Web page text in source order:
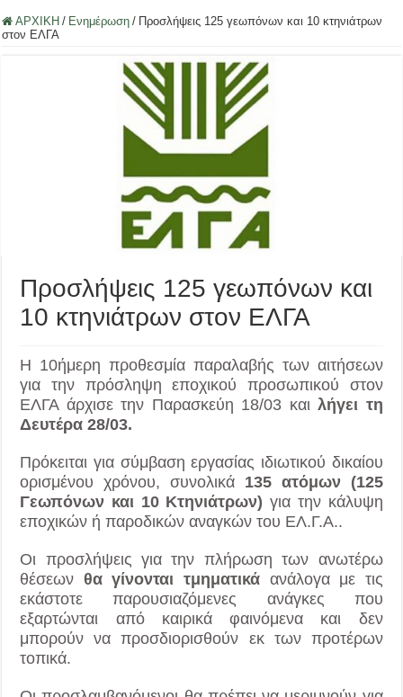
ΑΡΧΙΚΗ / Ενημέρωση / Προσλήψεις 125 γεωπόνων και 10 κτηνιάτρων
στον ΕΛΓΑ
Προσλήψεις 125 γεωπόνων και
10 κτηνιάτρων στον ΕΛΓΑ
Η 10ήμερη προθεσμία παραλαβής των αιτήσεων
για την πρόσληψη εποχικού προσωπικού στον
ΕΛΓΑ άρχισε την Παρασκεύη 18/03 καιλήγει τη
Δευτέρα 28/03.
Πρόκειται για σύμβαση εργασίας ιδιωτικού δικαίου
ορισμένου χρόνου, συνολικά 135 ατόμων (125
Γεωπόνων και 10 Κτηνιάτρων) για την κάλυψη
εποχικών ή παροδικών αναγκών του ΕΛ.Γ.Α..
Οι προσλήψεις για την πλήρωση των ανωτέρω
θέσεων θα γίνονται τμηματικά ανάλογα με τις
εκάστοτε παρουσιαζόμενες ανάγκες που
εξαρτώνται από καιρικά φαινόμενα και δεν
μπορούν να προσδιορισθούν εκ των προτέρων
τοπικά.